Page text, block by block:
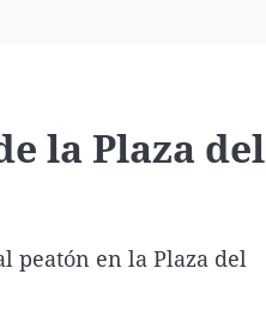
la Plaza del
peatón en la Plaza del